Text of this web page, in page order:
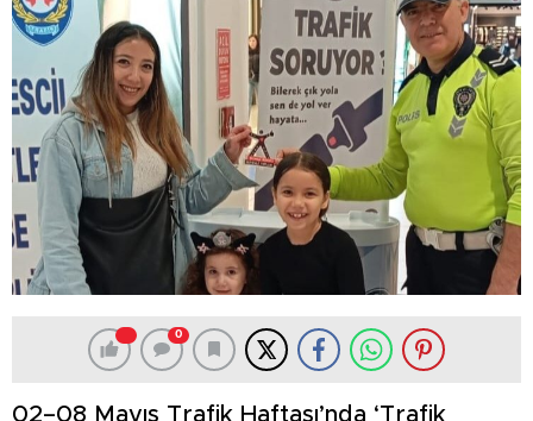
0
02–08 Mayıs Trafik Haftası’nda ‘Trafik